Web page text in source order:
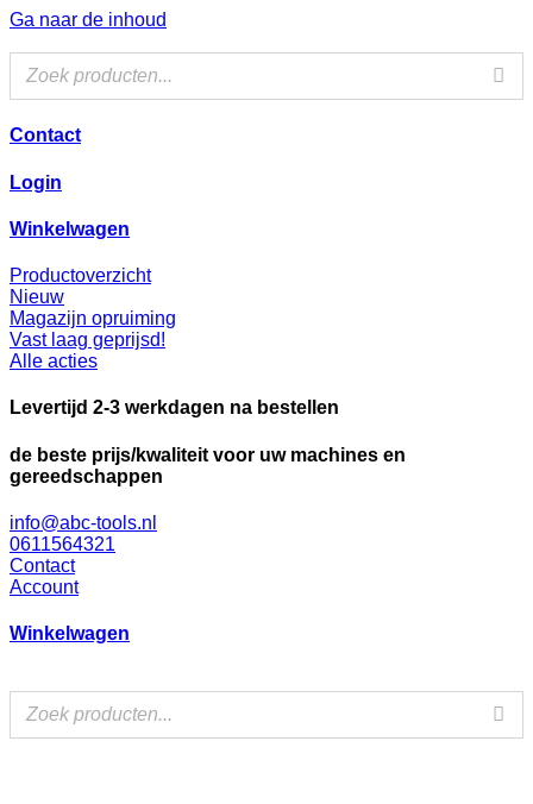
Ga naar de inhoud
Contact
Login
Winkelwagen
Productoverzicht
Nieuw
Magazijn opruiming
Vast laag geprijsd!
Alle acties
Levertijd 2-3 werkdagen na bestellen
de beste prijs/kwaliteit voor uw machines en
gereedschappen
info@abc-tools.nl
0611564321
Contact
Account
Winkelwagen